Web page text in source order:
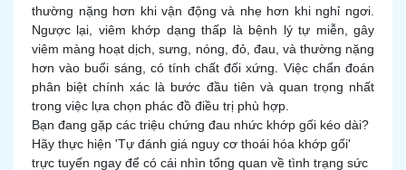
thường nặng hơn khi vận động và nhẹ hơn khi nghỉ ngơi.
Ngược lại, viêm khớp dạng thấp là bệnh lý tự miễn, gây
viêm màng hoạt dịch, sưng, nóng, đỏ, đau, và thường nặng
hơn vào buổi sáng, có tính chất đối xứng. Việc chẩn đoán
phân biệt chính xác là bước đầu tiên và quan trọng nhất
trong việc lựa chọn phác đồ điều trị phù hợp.
Bạn đang gặp các triệu chứng đau nhức khớp gối kéo dài?
Hãy thực hiện 'Tự đánh giá nguy cơ thoái hóa khớp gối'
trực tuyến ngay để có cái nhìn tổng quan về tình trạng sức